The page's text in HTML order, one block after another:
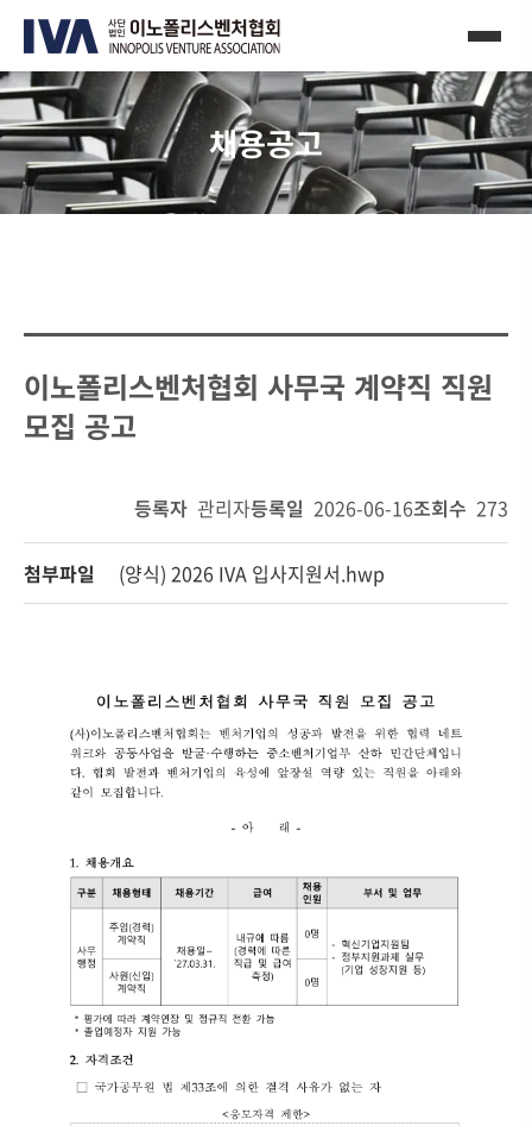
채용공고
이노폴리스벤처협회 사무국 계약직 직원
모집 공고
등록자 관리자등록일 2026-06-16조회수 273
첨부파일 (양식) 2026 IVA 입사지원서.hwp